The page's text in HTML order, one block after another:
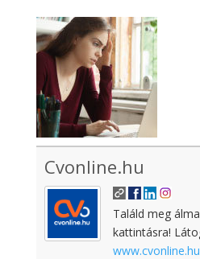
Cvonline.hu
Találd meg
kattintásra!
www.cvonline.hu